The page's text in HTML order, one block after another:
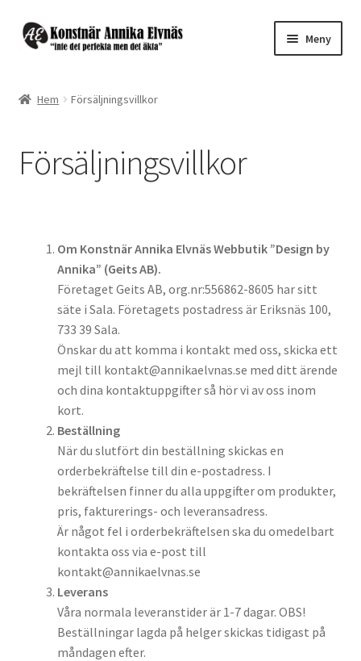
Hoppa
till
Hoppa
till
Meny
Beställ eget motiv
Hem Försäljningsvillkor
Försäljningsvillkor
Om Konstnär Annika Elvnäs Webbutik ”Design by
Annika” (Geits AB).
Företaget Geits AB, org.nr:556862-8605 har sitt
säte i Sala. Företagets postadress är Eriksnäs 100,
733 39 Sala.
Önskar du att komma i kontakt med oss, skicka ett
mejl till kontakt@annikaelvnas.se med ditt ärende
och dina kontaktuppgifter så hör vi av oss inom
kort.
Beställning
När du slutfört din beställning skickas en
orderbekräftelse till din e-postadress. I
bekräftelsen finner du alla uppgifter om produkter,
pris, fakturerings- och leveransadress.
Är något fel i orderbekräftelsen ska du omedelbart
kontakta oss via e-post till
kontakt@annikaelvnas.se
Leverans
Våra normala leveranstider är 1-7 dagar. OBS!
Beställningar lagda på helger skickas tidigast på
måndagen efter.